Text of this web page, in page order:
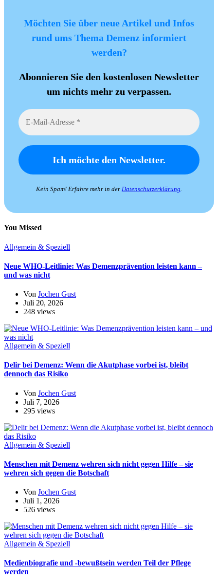
Möchten Sie über neue Artikel und Infos
rund ums Thema Demenz informiert
werden?
Abonnieren Sie den kostenlosen Newsletter
um nichts mehr zu verpassen.
Kein Spam! Erfahre mehr in der Datenschutzerklärung.
You Missed
Allgemein & Speziell
Neue WHO-Leitlinie: Was Demenzprävention leisten kann –
und was nicht
Von Jochen Gust
Juli 20, 2026
248 views
Allgemein & Speziell
Delir bei Demenz: Wenn die Akutphase vorbei ist, bleibt
dennoch das Risiko
Von Jochen Gust
Juli 7, 2026
295 views
Allgemein & Speziell
Menschen mit Demenz wehren sich nicht gegen Hilfe – sie
wehren sich gegen die Botschaft
Von Jochen Gust
Juli 1, 2026
526 views
Allgemein & Speziell
Medienbiografie und -bewußtsein werden Teil der Pflege
werden